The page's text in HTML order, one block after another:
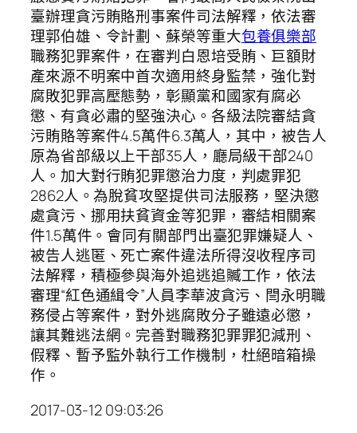
臺辦理貪污賄賂刑事案件司法解釋，依法審
理郭伯雄、令計劃、蘇榮等重大包養俱樂部
職務犯罪案件，在審判白恩培受賄、巨額財
產來源不明案中首次適用終身監禁，強化對
腐敗犯罪高壓態勢，彰顯黨和國家有腐必
懲、有貪必肅的堅強決心。各級法院審結貪
污賄賂等案件4.5萬件6.3萬人，其中，被告人
原為省部級以上干部35人，廳局級干部240
人。加大對行賄犯罪懲治力度，判處罪犯
2862人。為脫貧攻堅提供司法服務，堅決懲
處貪污、挪用扶貧資金等犯罪，審結相關案
件1.5萬件。會同有關部門出臺犯罪嫌疑人、
被告人逃匿、死亡案件違法所得沒收程序司
法解釋，積極參與海外追逃追贓工作，依法
審理“紅色通緝令”人員李華波貪污、閆永明職
務侵占等案件，對外逃腐敗分子雖遠必懲，
讓其難逃法網。完善對職務犯罪罪犯減刑、
假釋、暫予監外執行工作機制，杜絕暗箱操
作。
2017-03-12 09:03:26